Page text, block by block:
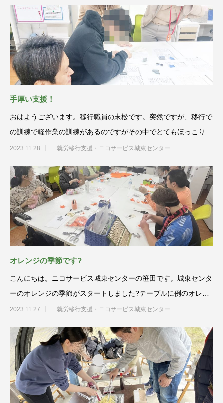
手厚い支援！
おはようございます。移行職員の末松です。突然ですが、移行で
の訓練で軽作業の訓練があるのですがその中でとてもほっこりす
るシーンがあった
2023.11.28 就労移行支援・ニコサービス城東センター
オレンジの季節です?
こんにちは。ニコサービス城東センターの笹田です。城東センタ
ーのオレンジの季節がスタートしました?テーブルに例のオレン
ジの生地が…
2023.11.27 就労移行支援・ニコサービス城東センター